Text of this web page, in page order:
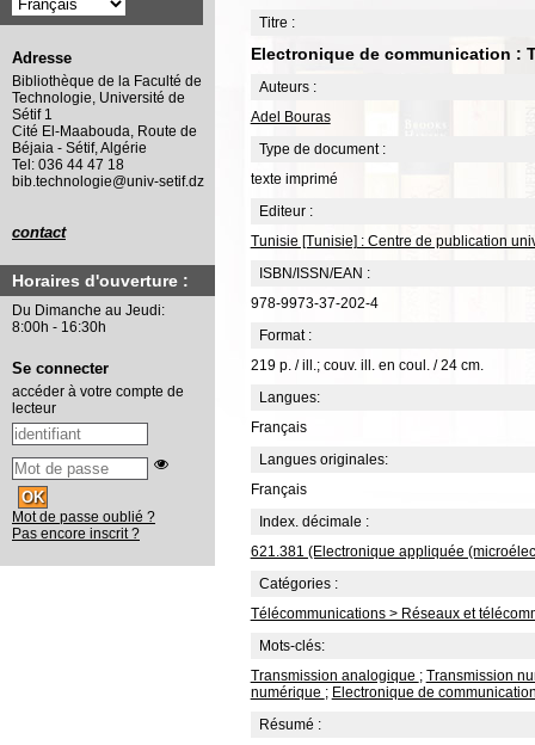
Titre :
Electronique de communication :
Auteurs :
Adel Bouras
Type de document :
texte imprimé
Editeur :
Tunisie [Tunisie] : Centre de publication
ISBN/ISSN/EAN :
978-9973-37-202-4
Format :
219 p. / ill.; couv. ill. en coul. / 24 cm.
Langues:
Français
Langues originales:
Français
Index. décimale :
621.381 (Electronique appliquée
Catégories :
Télécommunications > Réseaux et
Mots-clés:
Transmission analogique ; Transmission
numérique ; Electronique de
Résumé :
Adresse
Bibliothèque de la Faculté de
Technologie, Université de
Sétif 1
Cité El-Maabouda, Route de
Béjaia - Sétif, Algérie
Tel: 036 44 47 18
bib.technologie@univ-setif.dz
contact
Horaires d'ouverture :
Du Dimanche au Jeudi:
8:00h - 16:30h
Se connecter
accéder à votre compte de
lecteur
Mot de passe oublié ?
Pas encore inscrit ?